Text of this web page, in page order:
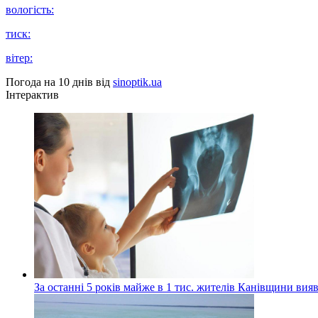
вологість:
тиск:
вітер:
Погода на 10 днів від sinoptik.ua
Інтерактив
За останні 5 років майже в 1 тис. жителів Канівщини